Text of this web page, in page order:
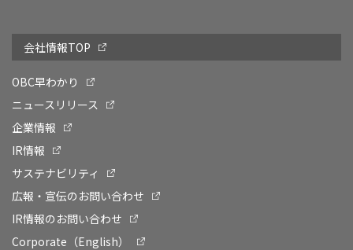
会社情報TOP
OBC早わかり
ニュースリリース
企業情報
IR情報
サステナビリティ
広報・宣伝のお問い合わせ
IR情報のお問い合わせ
Corporate（English）